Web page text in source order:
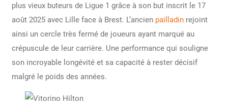
plus vieux buteurs de Ligue 1 grâce à son but inscrit le 17
août 2025 avec Lille face à Brest. L’ancien pailladinrejoint
ainsi un cercle très fermé de joueurs ayant marqué au
crépuscule de leur carrière. Une performance qui souligne
son incroyable longévité et sa capacité à rester décisif
malgré le poids des années.